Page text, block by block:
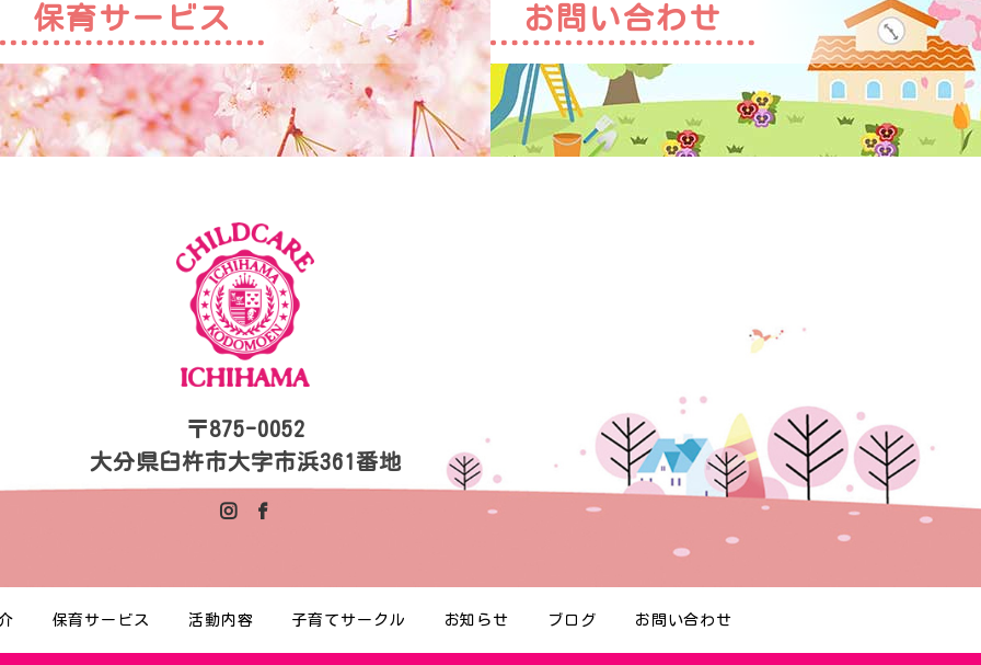
保育サービス お問い合わせ
〒875-0052
大分県臼杵市大字市浜361番地
保育サービス 活動内容 子育てサークル お知らせ ブログ お問い合わせ